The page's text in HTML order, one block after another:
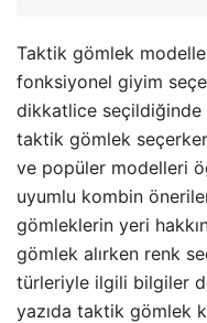
Taktik gömlek
fonksiyonel giyim
dikkatlice seçildiğinde
taktik gömlek
ve popüler modelleri
uyumlu kombin
gömleklerin yeri
gömlek alırken renk
türleriyle ilgili bilgiler
yazıda taktik gömlek